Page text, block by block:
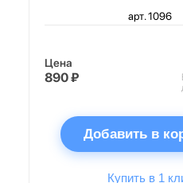
арт. 1096
Цена
890 ₽
Добавить в
Купить в 1